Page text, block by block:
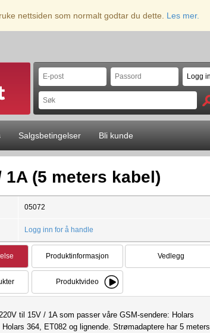
nettsiden som normalt godtar du dette. Les mer.
Salgsbetingelser Bli kunde
(5 meters kabel)
05072
Logg inn for å handle
Produktinformasjon Vedlegg
Produktvideo
til 15V / 1A som passer våre GSM-sendere: Holars
364, ET082 og lignende. Strømadaptere har 5 meters